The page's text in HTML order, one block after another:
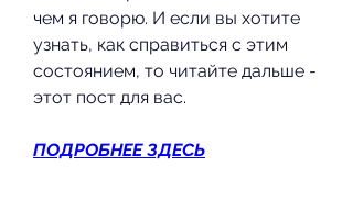
чем я говорю. И если вы хотите
узнать, как справиться с этим
состоянием, то читайте дальше -
этот пост для вас.
ПОДРОБНЕЕ ЗДЕСЬ